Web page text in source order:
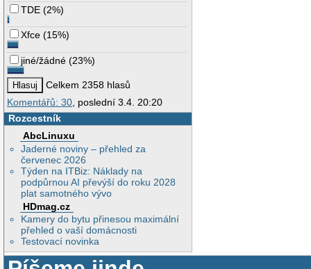
TDE (2%)
Xfce (15%)
jiné/žádné (23%)
Celkem 2358 hlasů
Komentářů: 30, poslední 3.4. 20:20
Rozcestník
AbcLinuxu
Jaderné noviny – přehled za
červenec 2026
Týden na ITBiz: Náklady na
podpůrnou AI převýší do roku 2028
plat samotného vývo
HDmag.cz
Kamery do bytu přinesou maximální
přehled o vaší domácnosti
Testovací novinka